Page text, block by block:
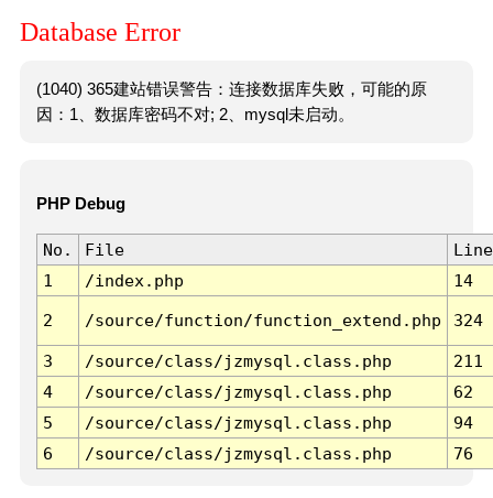
Database Error
(1040) 365建站错误警告：连接数据库失败，可能的原
因：1、数据库密码不对; 2、mysql未启动。
PHP Debug
No. File
Line
1
/index.php 14
2 /source/function/function_extend.php 324
3 /source/class/jzmysql.class.php
211
4
/source/class/jzmysql.class.php
62
5
/source/class/jzmysql.class.php
94
6
/source/class/jzmysql.class.php 76